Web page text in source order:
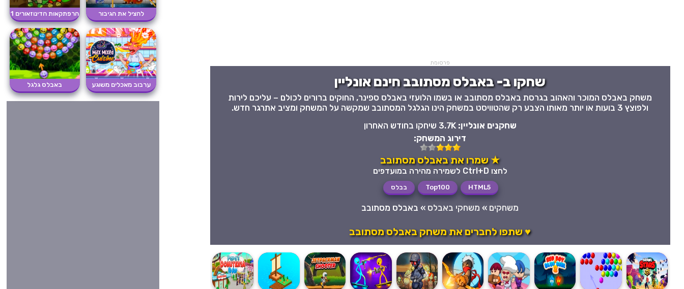
פרסומת
שחקו ב- באבלס מסתובב חינם אונליין
משחק באבלס המוכר והאהוב בגרסת באבלס מסתובב או בשמו הלועזי באבלס ספינר, החוקים ברורים לכולם – עליכם לירות
ולפוצץ 3 בועות או יותר מאותו הצבע רק שהטוויסט במשחק הינו הגלגל המסתובב שמקשה על המשחק ומציב אתרגר חדש.
שחקנים אונליין:3.7K שיחקו בחודש האחרון
דירוג המשחק:
★ שמרו את באבלס מסתובב
לחצו Ctrl+D לשמירה מהירה במועדפים
HTML5
Top100 בבלס
משחקים » משחקי באבלס » באבלס מסתובב
♥ שתפו לחברים את משחק באבלס מסתובב
להציל את הגיבור הרפתקאות הדינוזאורים 1
ערבוב מאכלים משוגע באבלס גלגל